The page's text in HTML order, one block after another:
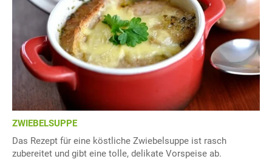
ZWIEBELSUPPE
Das Rezept für eine köstliche Zwiebelsuppe ist rasch
zubereitet und gibt eine tolle, delikate Vorspeise ab.